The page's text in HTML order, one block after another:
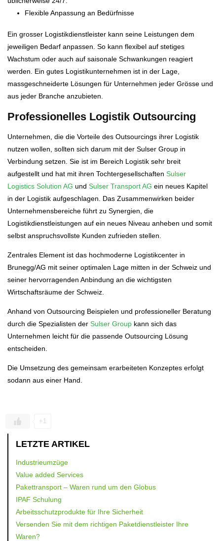
Flexible Anpassung an Bedürfnisse
Ein grosser Logistikdienstleister kann seine Leistungen dem
jeweiligen Bedarf anpassen. So kann flexibel auf stetiges
Wachstum oder auch auf saisonale Schwankungen reagiert
werden. Ein gutes Logistikunternehmen ist in der Lage,
massgeschneiderte Lösungen für Unternehmen jeder Grösse und
aus jeder Branche anzubieten.
Professionelles Logistik Outsourcing
Unternehmen, die die Vorteile des Outsourcings ihrer Logistik
nutzen wollen, sollten sich darum mit der Sulser Group in
Verbindung setzen. Sie ist im Bereich Logistik sehr breit
aufgestellt und hat mit ihren Tochtergesellschaften Sulser
Logistics Solution AG und Sulser Transport AG ein neues Kapitel
in der Logistik aufgeschlagen. Das Zusammenwirken beider
Unternehmensbereiche führt zu Synergien, die
Logistikdienstleistungen auf ein neues Niveau anheben und somit
selbst anspruchsvollste Kunden zufrieden stellen.
Zentrales Element ist das hochmoderne Logistikcenter in
Brunegg/AG mit seiner optimalen Lage mitten in der Schweiz und
seiner hervorragenden Anbindung an die wichtigsten
Wirtschaftsräume der Schweiz.
Anhand von Outsourcing Beispielen und professioneller Beratung
durch die Spezialisten der Sulser Group kann sich das
Unternehmen leicht für die passende Outsourcing Lösung
entscheiden.
Die Umsetzung des gemeinsam erarbeiteten Konzeptes erfolgt
sodann aus einer Hand.
+1
LETZTE ARTIKEL
Industrieumzüge
Value added Services
Pakettransport – Waren rund um den Globus
IPAF Schulung
Arbeitsschutzprodukte für Ihre Sicherheit
Versenden Sie mit dem richtigen Paketdienstleister Ihre
Waren?